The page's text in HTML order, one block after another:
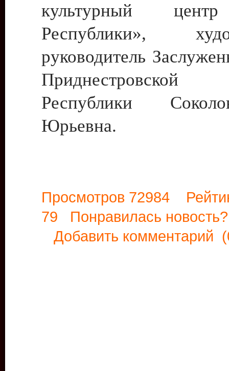
культурный
Республики»,
руководитель
Приднестровской
Республики
Юрьевна.
Просмотров 72984
79 Понравилась
Добавить комментарий